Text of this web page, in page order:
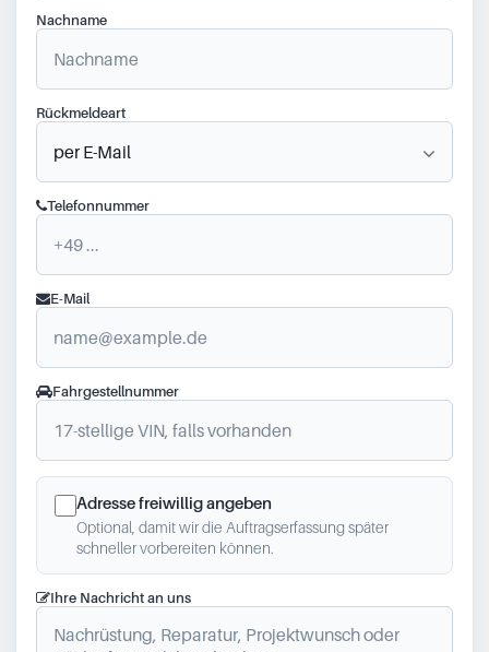
Nachname
Rückmeldeart
Telefonnummer
E-Mail
Fahrgestellnummer
Adresse freiwillig angeben
Optional, damit wir die Auftragserfassung später
schneller vorbereiten können.
Ihre Nachricht an uns